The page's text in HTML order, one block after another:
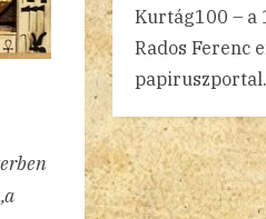
Kurtág100 – a
Rados Ferenc